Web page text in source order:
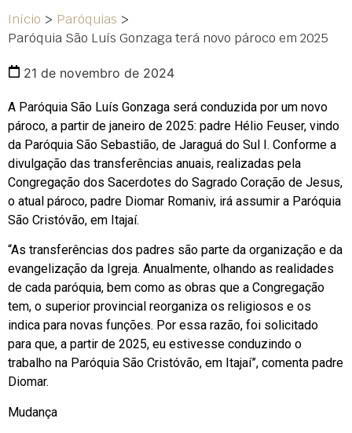
Início > Paróquias >
Paróquia São Luís Gonzaga terá novo pároco em 2025
21 de novembro de 2024
A Paróquia São Luís Gonzaga será conduzida por um novo
pároco, a partir de janeiro de 2025: padre Hélio Feuser, vindo
da Paróquia São Sebastião, de Jaraguá do Sul I. Conforme a
divulgação das transferências anuais, realizadas pela
Congregação dos Sacerdotes do Sagrado Coração de Jesus,
o atual pároco, padre Diomar Romaniv, irá assumir a Paróquia
São Cristóvão, em Itajaí.
“As transferências dos padres são parte da organização e da
evangelização da Igreja. Anualmente, olhando as realidades
de cada paróquia, bem como as obras que a Congregação
tem, o superior provincial reorganiza os religiosos e os
indica para novas funções. Por essa razão, foi solicitado
para que, a partir de 2025, eu estivesse conduzindo o
trabalho na Paróquia São Cristóvão, em Itajaí”, comenta padre
Diomar.
Mudança